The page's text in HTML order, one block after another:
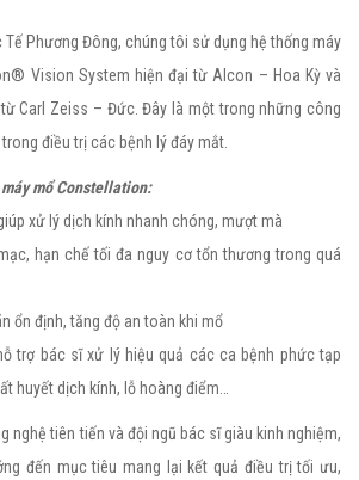
Tế Phương Đông, chúng tôi sử dụng hệ thống máy
Vision System hiện đại từ Alcon – Hoa Kỳ và
Carl Zeiss – Đức. Đây là một trong những công
điều trị các bệnh lý đáy mắt.
mổ Constellation:
xử lý dịch kính nhanh chóng, mượt mà
hạn chế tối đa nguy cơ tổn thương trong quá
ổn định, tăng độ an toàn khi mổ
trợ bác sĩ xử lý hiệu quả các ca bệnh phức tạp
huyết dịch kính, lỗ hoàng điểm…
nghệ tiên tiến và đội ngũ bác sĩ giàu kinh nghiệm,
đến mục tiêu mang lại kết quả điều trị tối ưu,